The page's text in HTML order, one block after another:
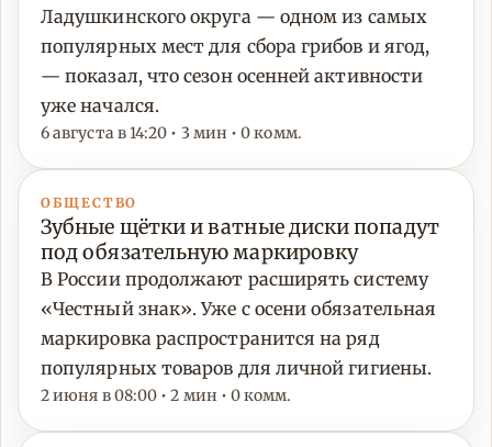
Ладушкинского округа — одном из самых
популярных мест для сбора грибов и ягод,
— показал, что сезон осенней активности
уже начался.
6 августа в 14:20 • 3 мин • 0 комм.
ОБЩЕСТВО
Зубные щётки и ватные диски попадут
под обязательную маркировку
В России продолжают расширять систему
«Честный знак». Уже с осени обязательная
маркировка распространится на ряд
популярных товаров для личной гигиены.
2 июня в 08:00 • 2 мин • 0 комм.